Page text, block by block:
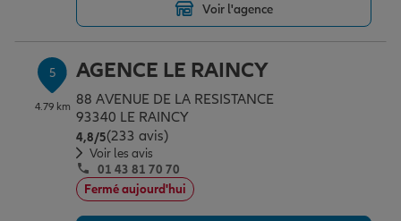
Voir l'agence
5
4.79 km
AGENCE LE RAINCY
88 AVENUE DE LA RESISTANCE
93340 LE RAINCY
4,8/5Note de 4.8 sur 5
(233 avis)
Voir les avis
01 43 81 70 70
Fermé aujourd'hui